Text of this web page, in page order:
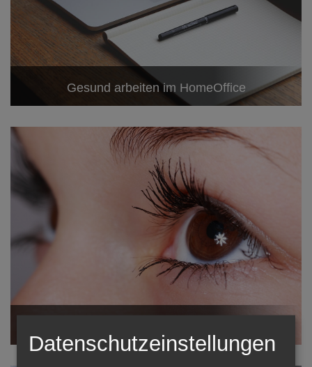
Gesund arbeiten im HomeOffice
Datenschutzeinstellungen